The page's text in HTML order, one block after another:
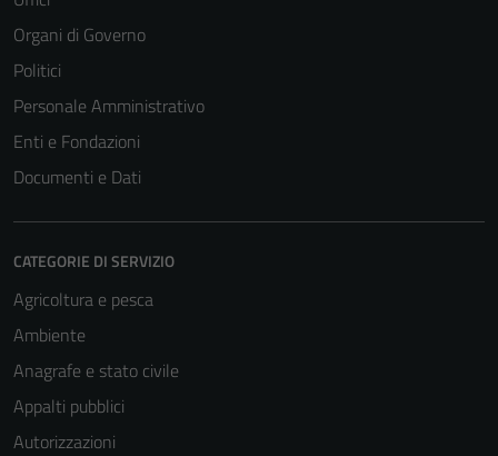
Organi di Governo
Politici
Personale Amministrativo
Enti e Fondazioni
Documenti e Dati
CATEGORIE DI SERVIZIO
Agricoltura e pesca
Ambiente
Anagrafe e stato civile
Appalti pubblici
Autorizzazioni